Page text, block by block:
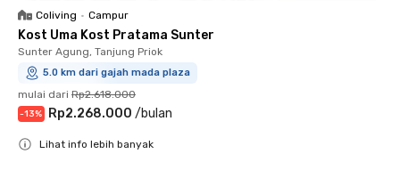
Coliving • Campur
Kost Uma Kost Pratama Sunter
Sunter Agung, Tanjung Priok
5.0 km dari gajah mada plaza
mulai dari Rp2.618.000
-13% Rp2.268.000 /bulan
Lihat info lebih banyak